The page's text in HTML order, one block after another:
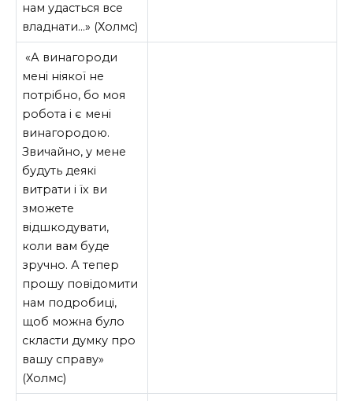
нам удасться все
владнати…» (Холмс)
«А винагороди
мені ніякої не
потрібно, бо моя
робота і є мені
винагородою.
Звичайно, у мене
будуть деякі
витрати і їх ви
зможете
відшкодувати,
коли вам буде
зручно. А тепер
прошу повідомити
нам подробиці,
щоб можна було
скласти думку про
вашу справу»
(Холмс)